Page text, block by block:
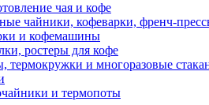
чая и кофе
чайники, кофеварки, френч-
и кофемашины
ростеры для кофе
термокружки и многоразовые
и термопоты